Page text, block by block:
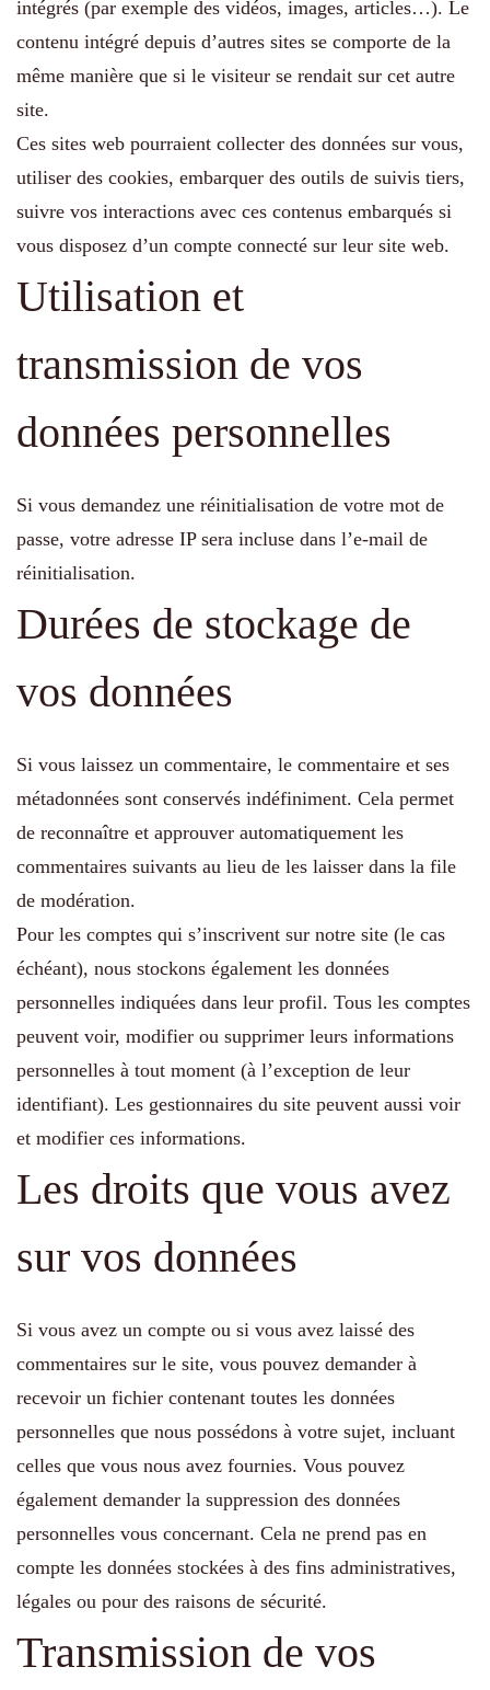
intégrés (par exemple des vidéos, images, articles…). Le
contenu intégré depuis d’autres sites se comporte de la
même manière que si le visiteur se rendait sur cet autre
site.
Ces sites web pourraient collecter des données sur vous,
utiliser des cookies, embarquer des outils de suivis tiers,
suivre vos interactions avec ces contenus embarqués si
vous disposez d’un compte connecté sur leur site web.
Utilisation et
transmission de vos
données personnelles
Si vous demandez une réinitialisation de votre mot de
passe, votre adresse IP sera incluse dans l’e-mail de
réinitialisation.
Durées de stockage de
vos données
Si vous laissez un commentaire, le commentaire et ses
métadonnées sont conservés indéfiniment. Cela permet
de reconnaître et approuver automatiquement les
commentaires suivants au lieu de les laisser dans la file
de modération.
Pour les comptes qui s’inscrivent sur notre site (le cas
échéant), nous stockons également les données
personnelles indiquées dans leur profil. Tous les comptes
peuvent voir, modifier ou supprimer leurs informations
personnelles à tout moment (à l’exception de leur
identifiant). Les gestionnaires du site peuvent aussi voir
et modifier ces informations.
Les droits que vous avez
sur vos données
Si vous avez un compte ou si vous avez laissé des
commentaires sur le site, vous pouvez demander à
recevoir un fichier contenant toutes les données
personnelles que nous possédons à votre sujet, incluant
celles que vous nous avez fournies. Vous pouvez
également demander la suppression des données
personnelles vous concernant. Cela ne prend pas en
compte les données stockées à des fins administratives,
légales ou pour des raisons de sécurité.
Transmission de vos